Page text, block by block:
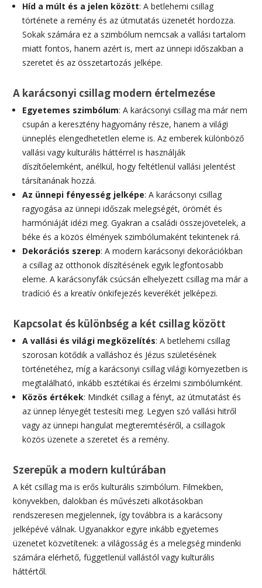
Híd a múlt és a jelen között: A betlehemi csillag
története a remény és az útmutatás üzenetét hordozza.
Sokak számára ez a szimbólum nemcsak a vallási tartalom
miatt fontos, hanem azért is, mert az ünnepi időszakban a
szeretet és az összetartozás jelképe.
A karácsonyi csillag modern értelmezése
Egyetemes szimbólum: A karácsonyi csillag ma már nem
csupán a keresztény hagyomány része, hanem a világi
ünneplés elengedhetetlen eleme is. Az emberek különböző
vallási vagy kulturális háttérrel is használják
díszítőelemként, anélkül, hogy feltétlenül vallási jelentést
társítanának hozzá.
Az ünnepi fényesség jelképe: A karácsonyi csillag
ragyogása az ünnepi időszak melegségét, örömét és
harmóniáját idézi meg. Gyakran a családi összejövetelek, a
béke és a közös élmények szimbólumaként tekintenek rá.
Dekorációs szerep: A modern karácsonyi dekorációkban
a csillag az otthonok díszítésének egyik legfontosabb
eleme. A karácsonyfák csúcsán elhelyezett csillag ma már a
tradíció és a kreatív önkifejezés keverékét jelképezi.
Kapcsolat és különbség a két csillag között
A vallási és világi megközelítés: A betlehemi csillag
szorosan kötődik a valláshoz és Jézus születésének
történetéhez, míg a karácsonyi csillag világi környezetben is
megtalálható, inkább esztétikai és érzelmi szimbólumként.
Közös értékek: Mindkét csillag a fényt, az útmutatást és
az ünnep lényegét testesíti meg. Legyen szó vallási hitről
vagy az ünnepi hangulat megteremtéséről, a csillagok
közös üzenete a szeretet és a remény.
Szerepük a modern kultúrában
A két csillag ma is erős kulturális szimbólum. Filmekben,
könyvekben, dalokban és művészeti alkotásokban
rendszeresen megjelennek, így továbbra is a karácsony
jelképévé válnak. Ugyanakkor egyre inkább egyetemes
üzenetet közvetítenek: a világosság és a melegség mindenki
számára elérhető, függetlenül vallástól vagy kulturális
háttértől.